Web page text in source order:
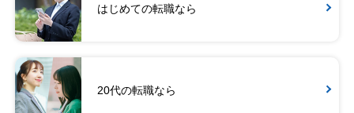
はじめての転職なら
20代の転職なら